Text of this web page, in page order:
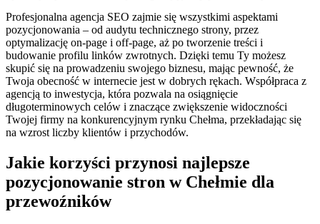
Profesjonalna agencja SEO zajmie się wszystkimi aspektami
pozycjonowania – od audytu technicznego strony, przez
optymalizację on-page i off-page, aż po tworzenie treści i
budowanie profilu linków zwrotnych. Dzięki temu Ty możesz
skupić się na prowadzeniu swojego biznesu, mając pewność, że
Twoja obecność w internecie jest w dobrych rękach. Współpraca z
agencją to inwestycja, która pozwala na osiągnięcie
długoterminowych celów i znaczące zwiększenie widoczności
Twojej firmy na konkurencyjnym rynku Chełma, przekładając się
na wzrost liczby klientów i przychodów.
Jakie korzyści przynosi najlepsze
pozycjonowanie stron w Chełmie dla
przewoźników